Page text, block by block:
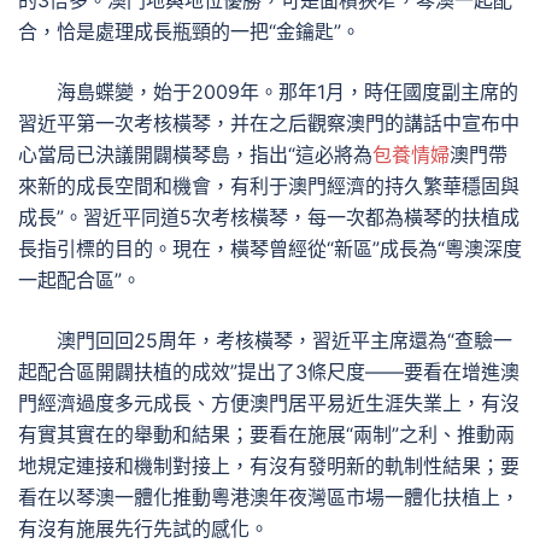
合，恰是處理成長瓶頸的一把“金鑰匙”。
海島蝶變，始于2009年。那年1月，時任國度副主席的
習近平第一次考核橫琴，并在之后觀察澳門的講話中宣布中
心當局已決議開闢橫琴島，指出“這必將為包養情婦澳門帶
來新的成長空間和機會，有利于澳門經濟的持久繁華穩固與
成長”。習近平同道5次考核橫琴，每一次都為橫琴的扶植成
長指引標的目的。現在，橫琴曾經從“新區”成長為“粵澳深度
一起配合區”。
澳門回回25周年，考核橫琴，習近平主席還為“查驗一
起配合區開闢扶植的成效”提出了3條尺度——要看在增進澳
門經濟過度多元成長、方便澳門居平易近生涯失業上，有沒
有實其實在的舉動和結果；要看在施展“兩制”之利、推動兩
地規定連接和機制對接上，有沒有發明新的軌制性結果；要
看在以琴澳一體化推動粵港澳年夜灣區市場一體化扶植上，
有沒有施展先行先試的感化。